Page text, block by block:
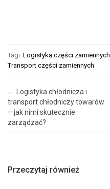
Tagi: Logistyka części zamiennych
Transport części zamiennych
Post navigation
← Logistyka chłodnicza i
transport chłodniczy towarów
– jak nimi skutecznie
zarządzać?
Przeczytaj również